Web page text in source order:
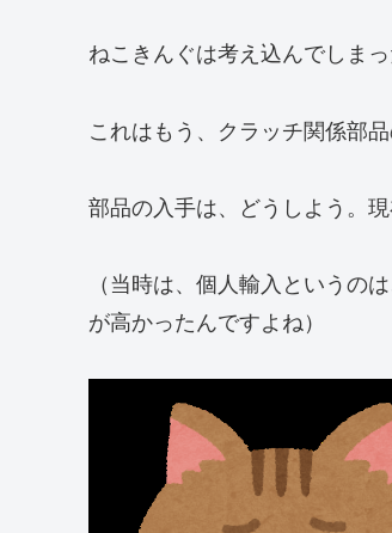
ねこきんぐは考え込んでしまっ
これはもう、クラッチ関係部
部品の入手は、どうしよう。
（当時は、個人輸入というの
が高かったんですよね）